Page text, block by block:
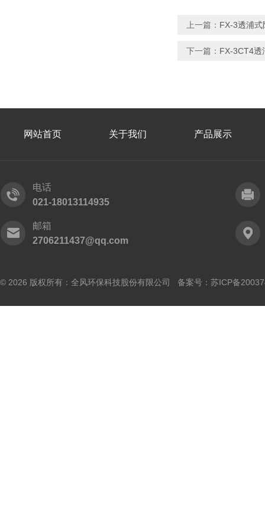
上一篇： FX-3透浦
下一篇： FX-3CT4透
网站首页 关于我们 产品展示
电话
021-18013114935
邮箱
2706211437@qq.com
© 2026 版权所有：全风环保科技股份有限公司 备案号： 苏ICP备